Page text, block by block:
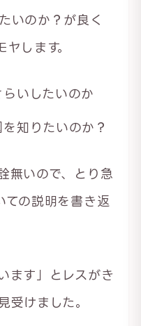
いのか？が良く
します。
いしたいのか
知りたいのか？
無いので、とり急
ての説明を書き返
ます」とレスがき
受けました。